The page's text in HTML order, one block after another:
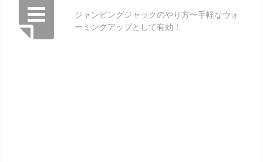
ジャンピングジャックのやり方〜手軽なウォ
ーミングアップとして有効！